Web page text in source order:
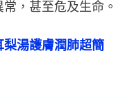
，甚至危及生命。
湯護膚潤肺超簡